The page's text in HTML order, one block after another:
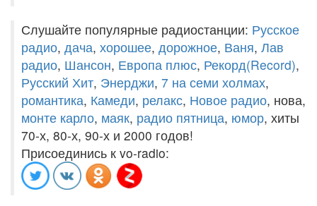
Слушайте популярные радиостанции: Русское
радио, дача, хорошее, дорожное, Ваня, Лав
радио, Шансон, Европа плюс, Рекорд(Record),
Русский Хит, Энерджи, 7 на семи холмах,
романтика, Камеди, релакс, Новое радио, нова,
монте карло, маяк, радио пятница, юмор, хиты
70-х, 80-х, 90-х и 2000 годов!
Присоединись к vo-radio: